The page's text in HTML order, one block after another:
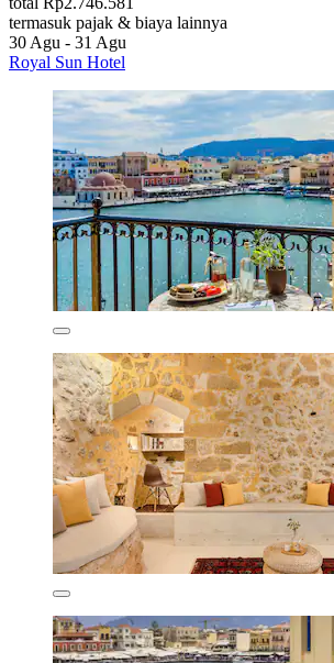
termasuk pajak & biaya lainnya
30 Agu - 31 Agu
Royal Sun Hotel